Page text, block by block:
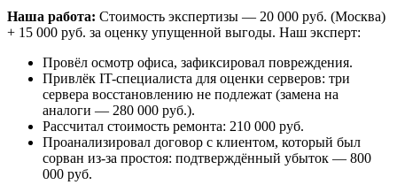
Наша работа: Стоимость экспертизы — 20 000 руб. (Москва)
+ 15 000 руб. за оценку упущенной выгоды. Наш эксперт:
Провёл осмотр офиса, зафиксировал повреждения.
Привлёк IT-специалиста для оценки серверов: три
сервера восстановлению не подлежат (замена на
аналоги — 280 000 руб.).
Рассчитал стоимость ремонта: 210 000 руб.
Проанализировал договор с клиентом, который был
сорван из-за простоя: подтверждённый убыток — 800
000 руб.